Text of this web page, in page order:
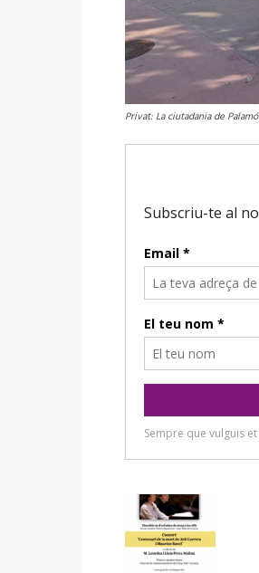
Privat: La ciutadania de